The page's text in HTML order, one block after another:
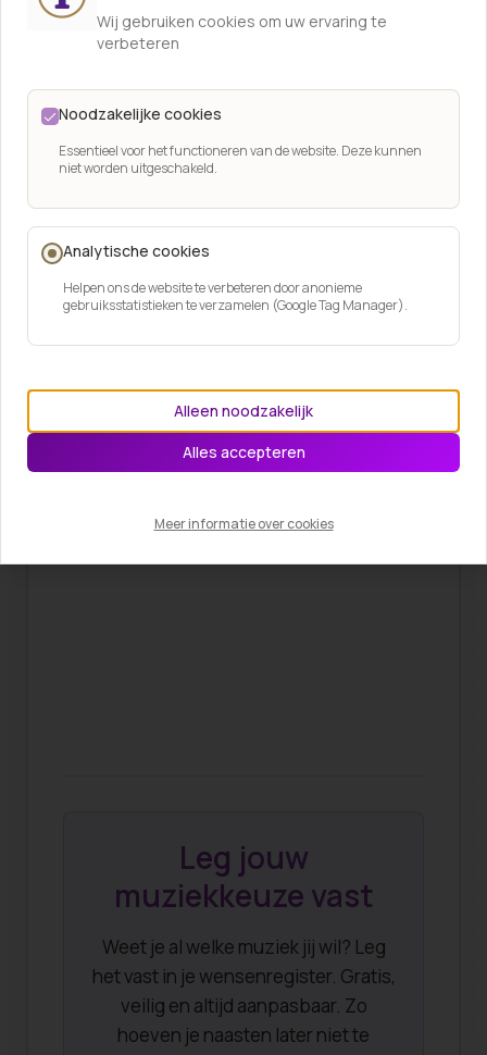
Christelijke uitvaartmuziek
Leg jouw
muziekkeuze vast
Weet je al welke muziek jij wil? Leg
het vast in je wensenregister. Gratis,
veilig en altijd aanpasbaar. Zo
hoeven je naasten later niet te
Wij gebruiken cookies om uw ervaring te
verbeteren
Noodzakelijke cookies
Essentieel voor het functioneren van de website. Deze kunnen
niet worden uitgeschakeld.
Analytische cookies
Helpen ons de website te verbeteren door anonieme
gebruiksstatistieken te verzamelen (Google Tag Manager).
Alleen noodzakelijk
Alles accepteren
Meer informatie over cookies